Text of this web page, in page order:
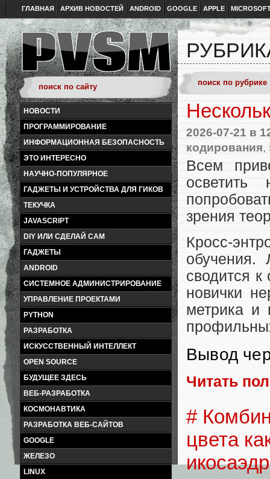
ГЛАВНАЯ АРХИВ НОВОСТЕЙ ANDROID GOOGLE APPLE
НОВОСТИ
ПРОГРАММИРОВАНИЕ
ИНФОРМАЦИОННАЯ БЕЗОПАСНОСТЬ
ЭТО ИНТЕРЕСНО
НАУЧНО-ПОПУЛЯРНОЕ
ГАДЖЕТЫ И УСТРОЙСТВА ДЛЯ ГИКОВ
ТЕКУЧКА
JAVASCRIPT
DIY ИЛИ СДЕЛАЙ САМ
ГАДЖЕТЫ
ANDROID
СИСТЕМНОЕ АДМИНИСТРИРОВАНИЕ
УПРАВЛЕНИЕ ПРОЕКТАМИ
PYTHON
РАЗРАБОТКА
ИСКУССТВЕННЫЙ ИНТЕЛЛЕКТ
OPEN SOURCE
БУДУЩЕЕ ЗДЕСЬ
ВЕБ-РАЗРАБОТКА
КОСМОНАВТИКА
РАЗРАБОТКА ВЕБ-САЙТОВ
GOOGLE
ЖЕЛЕЗО
LINUX
2026-07-21 в
кодирования,
Всем
осветить
зрения
Кросс-
обучения.
сводится к
новички
метрика и
Вывод
Читать
#
цвета